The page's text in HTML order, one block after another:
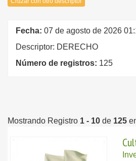
Fecha: 07 de agosto de 2026
Descriptor: DERECHO
Número de registros: 125
Mostrando Registro 1 - 10 de 125